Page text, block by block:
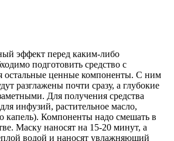
эффект перед каким-либо
подготовить средство с
остальные ценные компоненты. С ним
разглажены почти сразу, а глубокие
Для получения средства
инфузий, растительное масло,
капель). Компоненты надо смешать в
Маску наносят на 15-20 минут, а
водой и наносят увлажняющий